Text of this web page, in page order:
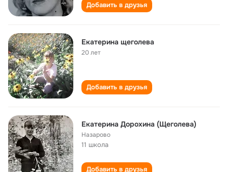
Добавить в друзья
Екатерина щеголева
20 лет
Добавить в друзья
Екатерина Дорохина (Щеголева)
Назарово
11 школа
Добавить в друзья